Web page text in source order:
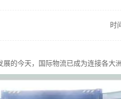
时
展的今天，国际物流已成为连接各大